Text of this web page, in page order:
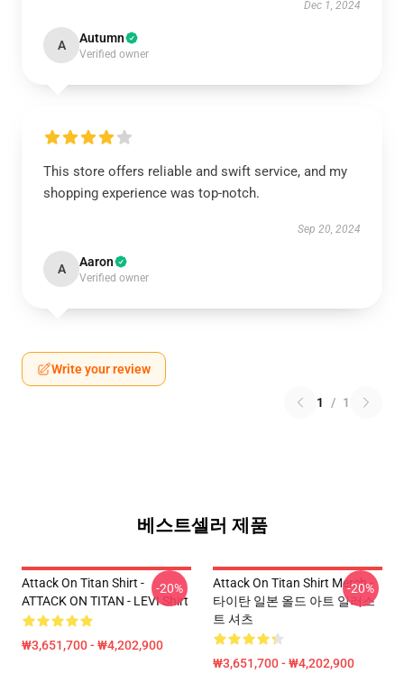
Dec 1, 2024
A Autumn
Verified owner
This store offers reliable and swift service, and my
shopping experience was top-notch.
Sep 20, 2024
A Aaron
Verified owner
Write your review
1 / 1
베스트셀러 제품
Attack On Titan Shirt -
ATTACK ON TITAN - LEVI Shirt
₩3,651,700 - ₩4,202,900
-20%
Attack On Titan Shirt Merch -
타이탄 일본 올드 아트 일러스
트 셔츠
₩3,651,700 - ₩4,202,900
-20%